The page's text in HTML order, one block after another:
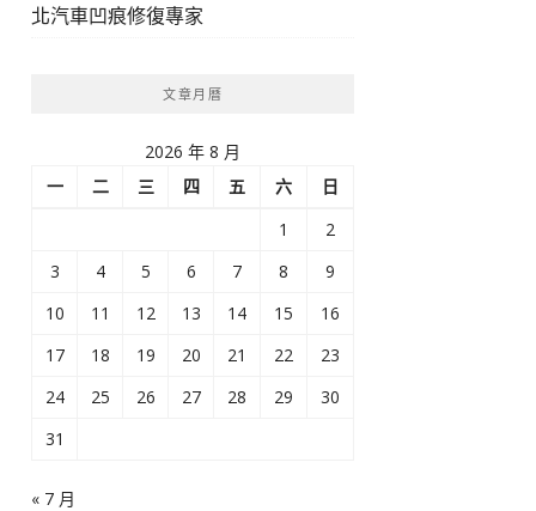
北汽車凹痕修復專家
文章月曆
2026 年 8 月
一
二 三 四 五 六
日
1
2
3
4 5 6 7 8
9
10
11 12 13 14 15
16
17
18 19 20 21 22
23
24
25 26 27 28 29
30
31
« 7 月